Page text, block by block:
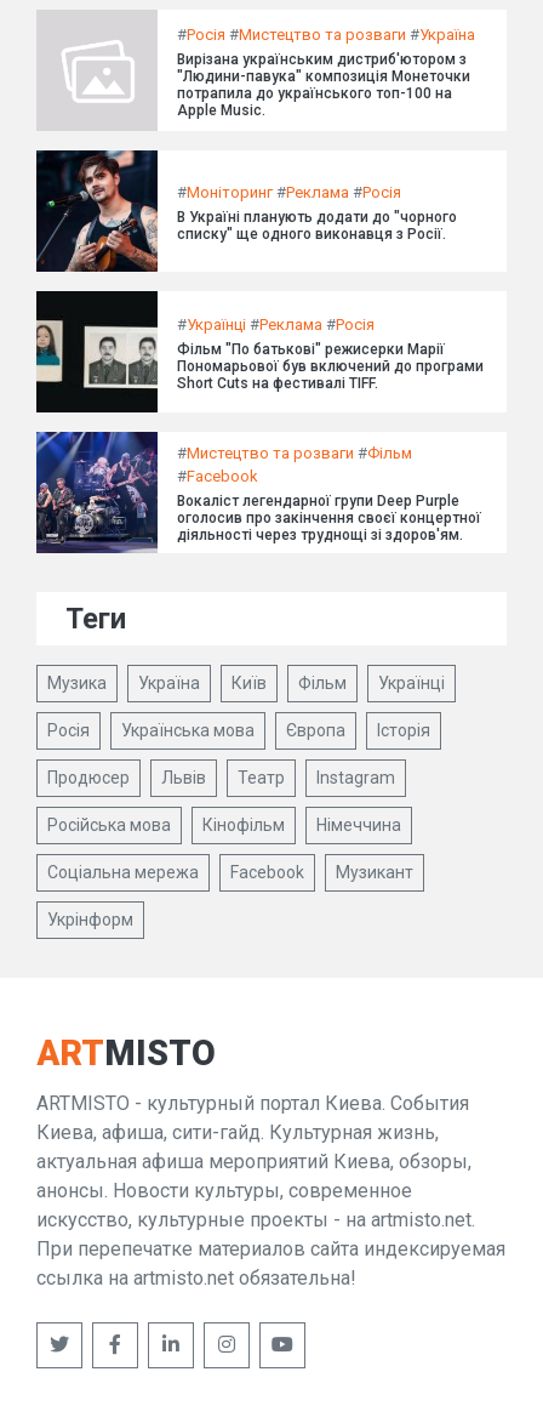
#Росія #Мистецтво та розваги #Україна
Вирізана українським дистриб'ютором з
"Людини-павука" композиція Монеточки
потрапила до українського топ-100 на
Apple Music.
#Моніторинг#Реклама #Росія
В Україні планують додати до "чорного
списку" ще одного виконавця з Росії.
#Українці #Реклама #Росія
Фільм "По батькові" режисерки Марії
Пономарьової був включений до програми
Short Cuts на фестивалі TIFF.
#Мистецтво та розваги #Фільм
#Facebook
Вокаліст легендарної групи Deep Purple
оголосив про закінчення своєї концертної
діяльності через труднощі зі здоров'ям.
Теги
Музика Україна Київ Фільм Українці
Росія Українська мова Європа Історія
Продюсер Львів Театр Instagram
Російська мова Кінофільм Німеччина
Соціальна мережа Facebook Музикант
Укрінформ
ARTMISTO
ARTMISTO - культурный портал Киева. События
Киева, афиша, сити-гайд. Культурная жизнь,
актуальная афиша мероприятий Киева, обзоры,
анонсы. Новости культуры, современное
искусство, культурные проекты - на artmisto.net.
При перепечатке материалов сайта индексируемая
ссылка на artmisto.net обязательна!